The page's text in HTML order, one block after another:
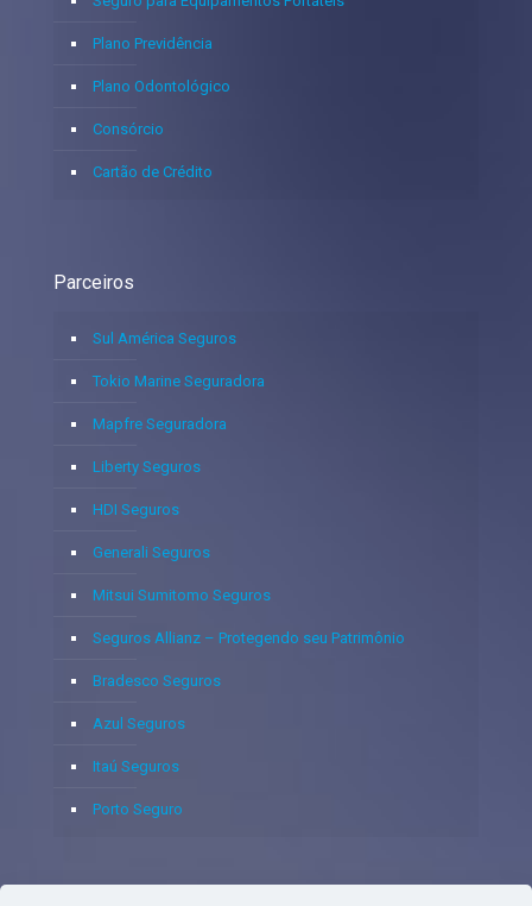
Plano Previdência
Plano Odontológico
Consórcio
Cartão de Crédito
Parceiros
Sul América Seguros
Tokio Marine Seguradora
Mapfre Seguradora
Liberty Seguros
HDI Seguros
Generali Seguros
Mitsui Sumitomo Seguros
Seguros Allianz – Protegendo seu Patrimônio
Bradesco Seguros
Azul Seguros
Itaú Seguros
Porto Seguro